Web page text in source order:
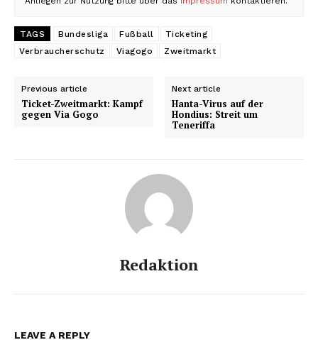
TAGS Bundesliga Fußball
Ticketing
Verbraucherschutz
Viagogo Zweitmarkt
Previous article
Ticket-Zweitmarkt: Kampf
gegen Via Gogo
Next article
Hanta-Virus auf der
Hondius: Streit um
Teneriffa
Redaktion
LEAVE A REPLY